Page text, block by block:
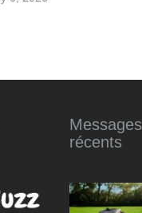
Messages
récents